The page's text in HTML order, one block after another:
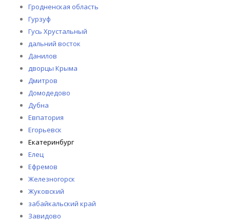
Гродненская область
Гурзуф
Гусь Хрустальный
дальний восток
Данилов
дворцы Крыма
Дмитров
Домодедово
Дубна
Евпатория
Егорьевск
Екатеринбург
Елец
Ефремов
Железногорск
Жуковский
забайкальский край
Завидово